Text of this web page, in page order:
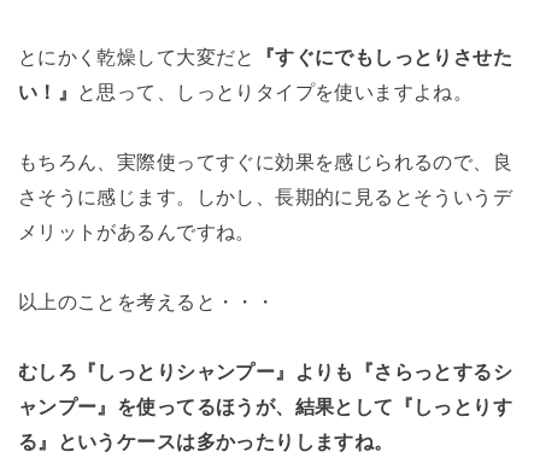
とにかく乾燥して大変だと
『すぐにでもしっとりさせた
い！』
と思って、しっとりタイプを使いますよね。
もちろん、実際使ってすぐに効果を感じられるので、良
さそうに感じます。しかし、長期的に見るとそういうデ
メリットがあるんですね。
以上のことを考えると・・・
むしろ『しっとりシャンプー』よりも『さらっとするシ
ャンプー』を使ってるほうが、結果として『しっとりす
る』というケースは多かったりしますね。